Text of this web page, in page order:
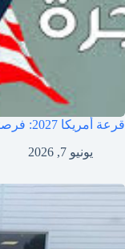
قرعة أمريكا 2027: فرصتك للتسجيل بدولار واحد فقط
يونيو 7, 2026